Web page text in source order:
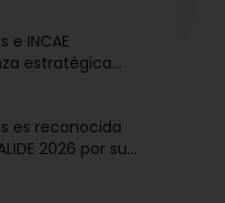
e INCAE
estratégica
talento y la
es reconocida
2026 por su